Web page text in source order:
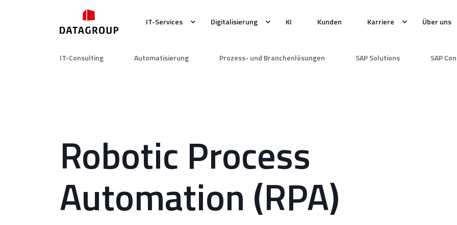
IT-Services Digitalisierung KI Kunden Karriere Über uns
IT-Consulting Automatisierung Prozess- und Branchenlösungen SAP Solutions SAP
Robotic Process
Automation (RPA)